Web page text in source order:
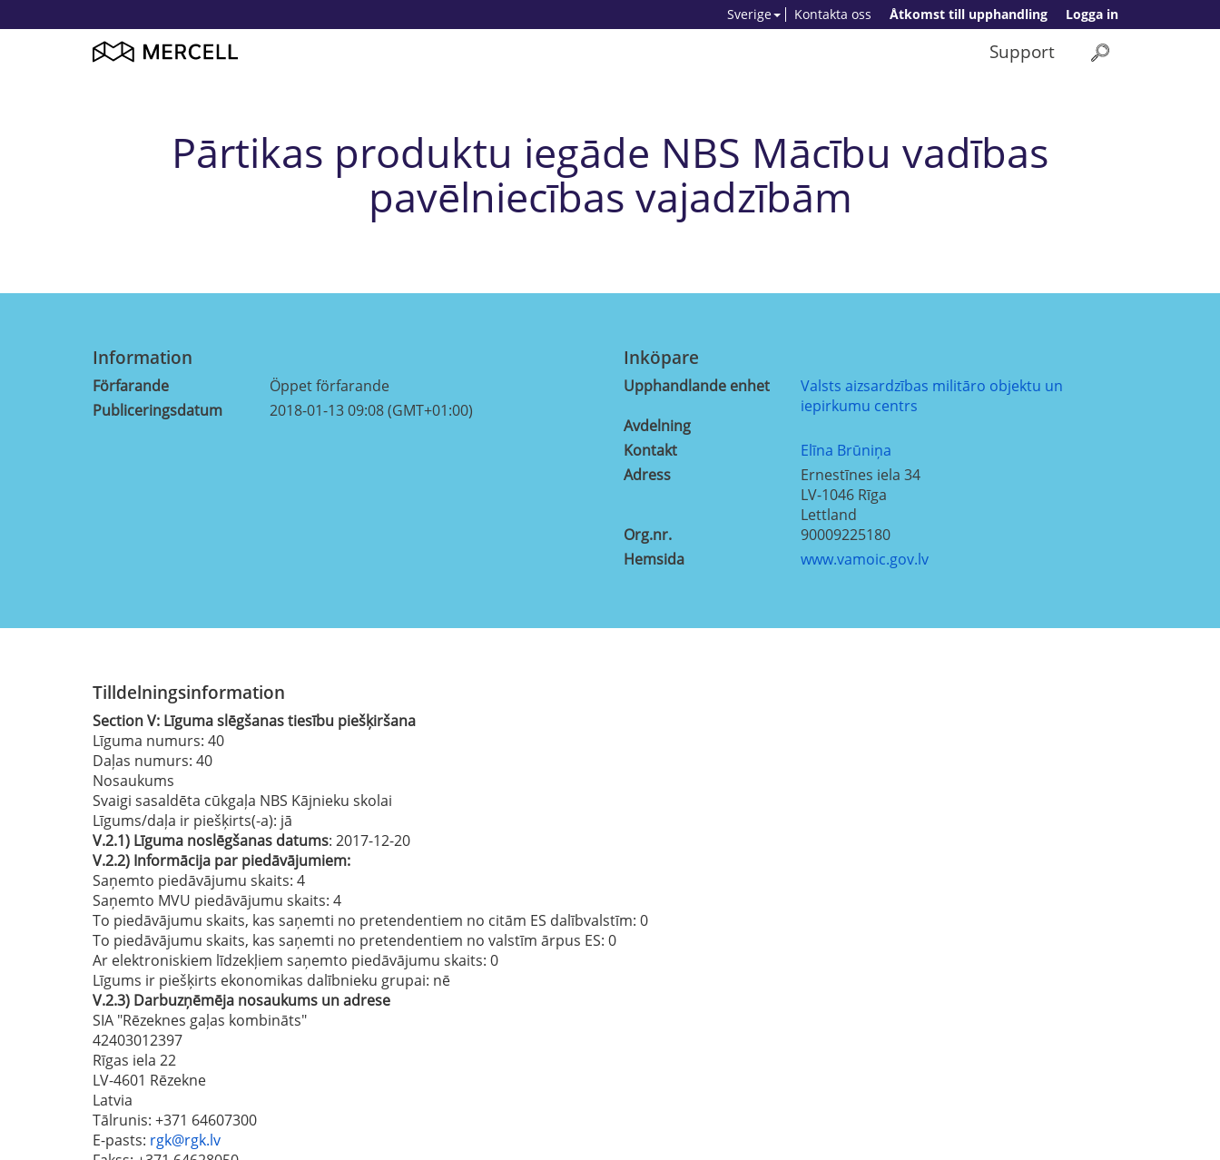
Logga in
Åtkomst till upphandling
Kontakta oss
Sverige
Support
Pārtikas produktu iegāde NBS Mācību vadības
pavēlniecības vajadzībām
Information
Förfarande
Öppet förfarande
Publiceringsdatum
2018-01-13 09:08 (GMT+01:00)
Inköpare
Upphandlande enhet
Valsts aizsardzības militāro objektu un
iepirkumu centrs
Avdelning
Kontakt
Elīna Brūniņa
Adress
Ernestīnes iela 34
LV-1046 Rīga
Lettland
Org.nr.
90009225180
Hemsida
www.vamoic.gov.lv
Tilldelningsinformation
SectionV: Līguma slēgšanas tiesību piešķiršana
Līguma numurs: 40
Daļas numurs: 40
Nosaukums
Svaigi sasaldēta cūkgaļa NBS Kājnieku skolai
Līgums/daļa ir piešķirts(-a): jā
V.2.1) Līguma noslēgšanas datums: 2017-12-20
V.2.2) Informācija par piedāvājumiem:
Saņemto piedāvājumu skaits: 4
Saņemto MVU piedāvājumu skaits: 4
To piedāvājumu skaits, kas saņemti no pretendentiem no citām ES dalībvalstīm: 0
To piedāvājumu skaits, kas saņemti no pretendentiem no valstīm ārpus ES: 0
Ar elektroniskiem līdzekļiem saņemto piedāvājumu skaits: 0
Līgums ir piešķirts ekonomikas dalībnieku grupai: nē
V.2.3) Darbuzņēmēja nosaukums un adrese
SIA "Rēzeknes gaļas kombināts"
42403012397
Rīgas iela 22
LV-4601 Rēzekne
Latvia
Tālrunis: +371 64607300
E-pasts: rgk@rgk.lv